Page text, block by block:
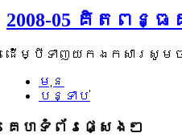
2008-05 គិតពន្
ដើម្បីទាញយកឯកសារសូមចុច
មុន
បន្ទាប់
គេហទំព័រផ្សេងៗ